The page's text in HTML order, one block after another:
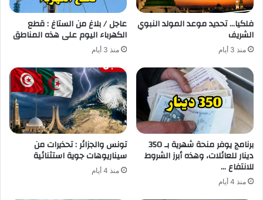
فلكيا… تحديد موعد المولد النبوي
الشريف
منذ 3 أيام
عاجل / بلاغ من الستاغ : قطع
الكهرباء اليوم على هذه المناطق
منذ 3 أيام
برنامج يوفر منحة شهرية بـ 350
دينار للعائلات، وهذه أبرز الشروط
للانتفاع …
منذ 4 أيام
تونس والجزائر : تحذيرات من
سيناريوهات جوية استثنائية
منذ 4 أيام